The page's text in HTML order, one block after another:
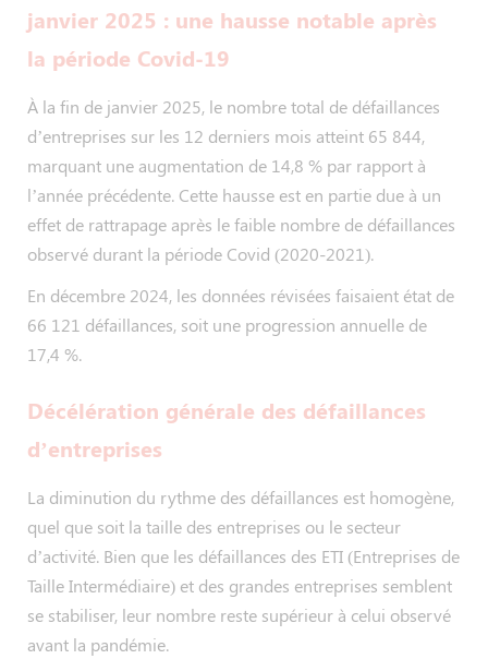
janvier 2025 : une hausse notable après
la période Covid-19
À la fin de janvier 2025, le nombre total de défaillances
d’entreprises sur les 12 derniers mois atteint 65 844,
marquant une augmentation de 14,8 % par rapport à
l’année précédente. Cette hausse est en partie due à un
effet de rattrapage après le faible nombre de défaillances
observé durant la période Covid (2020-2021).
En décembre 2024, les données révisées faisaient état de
66 121 défaillances, soit une progression annuelle de
17,4 %.
Décélération générale des défaillances
d’entreprises
La diminution du rythme des défaillances est homogène,
quel que soit la taille des entreprises ou le secteur
d’activité. Bien que les défaillances des ETI (Entreprises de
Taille Intermédiaire) et des grandes entreprises semblent
se stabiliser, leur nombre reste supérieur à celui observé
avant la pandémie.